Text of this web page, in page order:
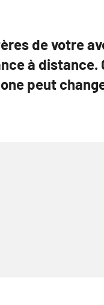
de votre
à distance.
peut